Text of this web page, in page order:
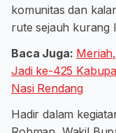
komunitas dan
rute sejauh kurang
Baca Juga:
Jadi ke-425
Nasi Rendang
Hadir dalam